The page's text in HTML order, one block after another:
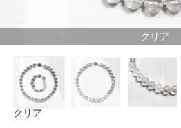
クリア
クリア